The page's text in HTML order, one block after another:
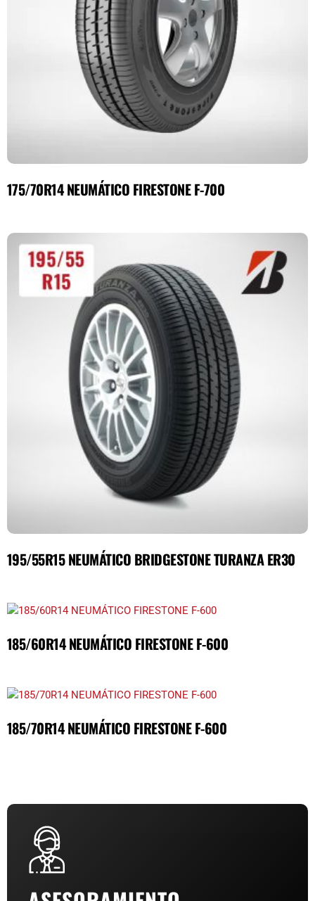
175/70R14 NEUMÁTICO FIRESTONE F-700
195/55R15 NEUMÁTICO BRIDGESTONE TURANZA ER30
185/60R14 NEUMÁTICO FIRESTONE F-600
185/70R14 NEUMÁTICO FIRESTONE F-600